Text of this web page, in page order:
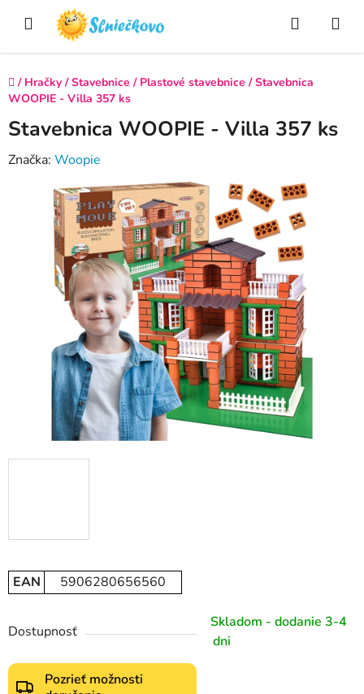
Hľadať
Domov
/ Hračky / Stavebnice / Plastové stavebnice / Stavebnica
WOOPIE - Villa 357 ks
EAN 5906280656560
Dostupnosť
Skladom - dodanie 3-4
dni
Pozrieť možnosti
Stavebnica WOOPIE - Villa 357 ks
Značka: Woopie